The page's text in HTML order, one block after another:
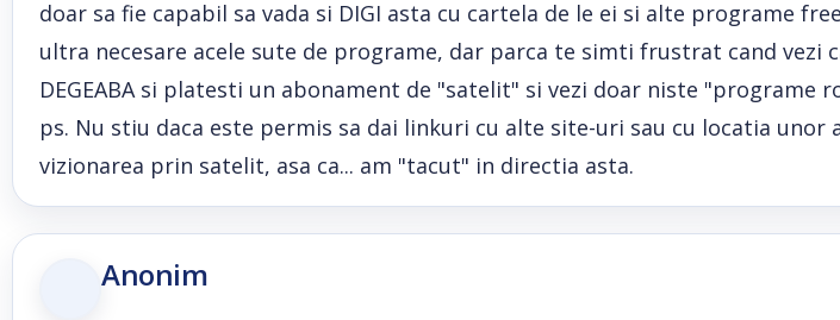
doar sa fie capabil sa vada si DIGI asta cu cartela de le ei si alte programe
ultra necesare acele sute de programe, dar parca te simti frustrat cand vezi
DEGEABA si platesti un abonament de "satelit" si vezi doar niste "programe
ps. Nu stiu daca este permis sa dai linkuri cu alte site-uri sau cu locatia unor
vizionarea prin satelit, asa ca... am "tacut" in directia asta.
Anonim